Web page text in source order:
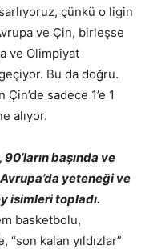
çünkü o ligin
ve Çin, birleşse
ve Olimpiyat
Bu da doğru.
sadece 1’e 1
alıyor.
başında ve
yeteneği ve
isimleri topladı.
basketbolu,
“son kalan yıldızlar”